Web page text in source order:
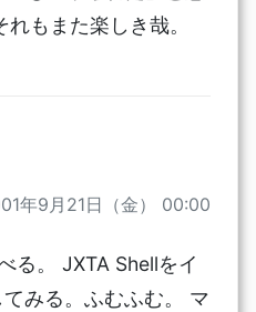
もまた楽しき哉。
年9月21日（金） 00:00
る。 JXTA Shellをイ
みる。ふむふむ。 マ